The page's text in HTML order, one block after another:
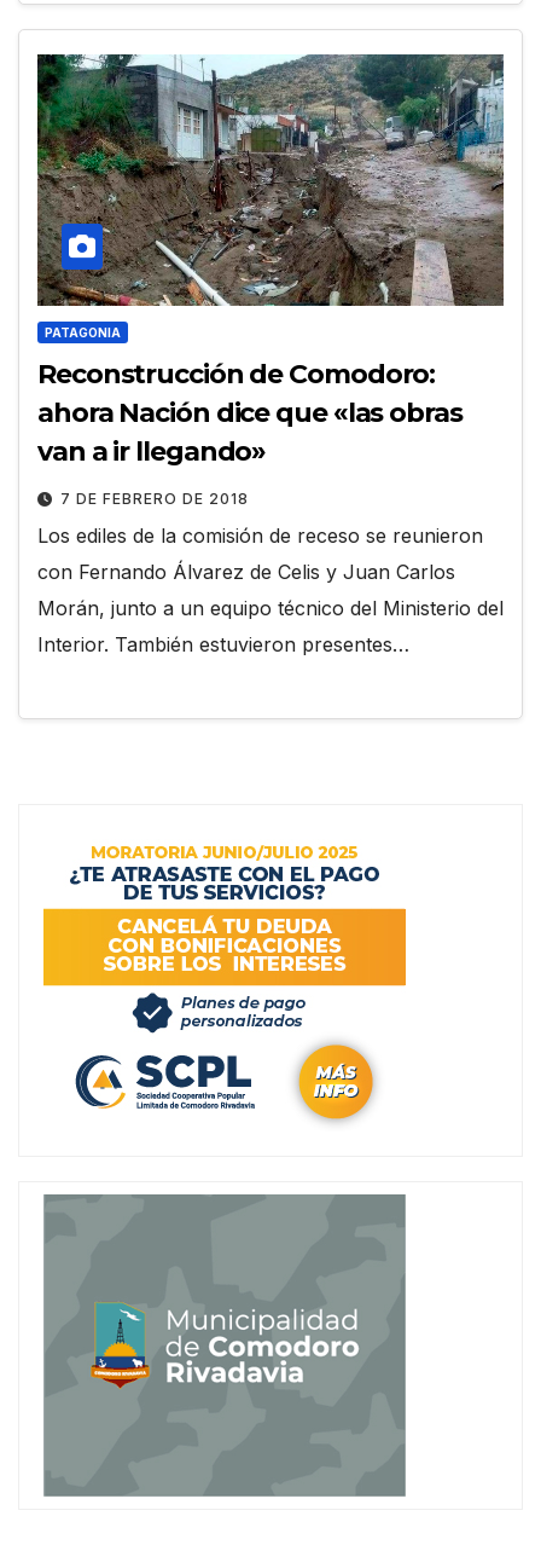
PATAGONIA
Reconstrucción de Comodoro:
ahora Nación dice que «las obras
van a ir llegando»
7 DE FEBRERO DE 2018
Los ediles de la comisión de receso se reunieron
con Fernando Álvarez de Celis y Juan Carlos
Morán, junto a un equipo técnico del Ministerio del
Interior. También estuvieron presentes…